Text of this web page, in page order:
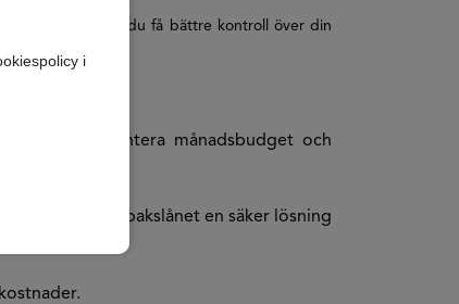
i
detta lån kan du få bättre kontroll över din
utgifter.
att hantera månadsbudget och
erbjuder hopbakslånet en säker lösning